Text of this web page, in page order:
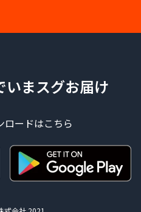
いまスグお届け
ロードはこちら